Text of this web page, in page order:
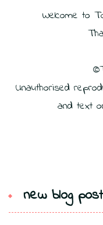
Welcome to
Unauthorised
and text
new blog post